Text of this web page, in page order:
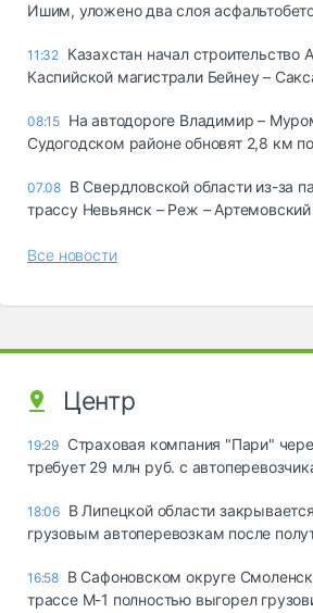
Ишим, уложено два слоя
11:32 Казахстан начал строительство
Каспийской магистрали Бейнеу –
08:15 На автодороге Владимир –
Судогодском районе обновят 2,8 км
07.08 В Свердловской области из-за
трассу Невьянск – Реж –
Все новости
Центр
19:29 Страховая компания "Пари"
требует 29 млн руб. с
18:06 В Липецкой области
грузовым автоперевозкам после
16:58 В Сафоновском округе
трассе М-1 полностью выгорел